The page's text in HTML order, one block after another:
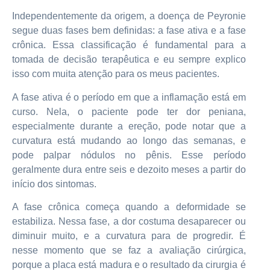
Independentemente da origem, a doença de Peyronie
segue duas fases bem definidas: a fase ativa e a fase
crônica. Essa classificação é fundamental para a
tomada de decisão terapêutica e eu sempre explico
isso com muita atenção para os meus pacientes.
A fase ativa é o período em que a inflamação está em
curso. Nela, o paciente pode ter dor peniana,
especialmente durante a ereção, pode notar que a
curvatura está mudando ao longo das semanas, e
pode palpar nódulos no pênis. Esse período
geralmente dura entre seis e dezoito meses a partir do
início dos sintomas.
A fase crônica começa quando a deformidade se
estabiliza. Nessa fase, a dor costuma desaparecer ou
diminuir muito, e a curvatura para de progredir. É
nesse momento que se faz a avaliação cirúrgica,
porque a placa está madura e o resultado da cirurgia é